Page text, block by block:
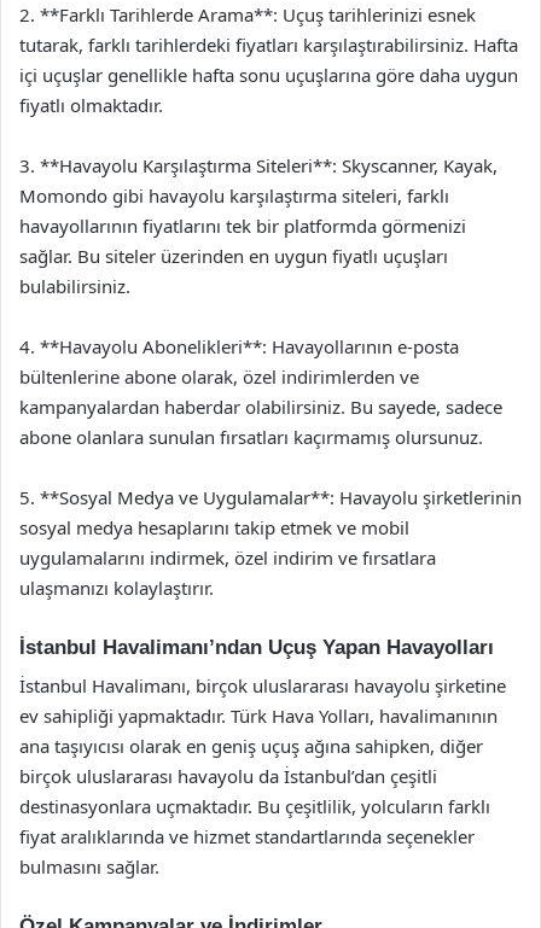
2. **Farklı Tarihlerde Arama**: Uçuş tarihlerinizi esnek
tutarak, farklı tarihlerdeki fiyatları karşılaştırabilirsiniz. Hafta
içi uçuşlar genellikle hafta sonu uçuşlarına göre daha uygun
fiyatlı olmaktadır.
3. **Havayolu Karşılaştırma Siteleri**: Skyscanner, Kayak,
Momondo gibi havayolu karşılaştırma siteleri, farklı
havayollarının fiyatlarını tek bir platformda görmenizi
sağlar. Bu siteler üzerinden en uygun fiyatlı uçuşları
bulabilirsiniz.
4. **Havayolu Abonelikleri**: Havayollarının e-posta
bültenlerine abone olarak, özel indirimlerden ve
kampanyalardan haberdar olabilirsiniz. Bu sayede, sadece
abone olanlara sunulan fırsatları kaçırmamış olursunuz.
5. **Sosyal Medya ve Uygulamalar**: Havayolu şirketlerinin
sosyal medya hesaplarını takip etmek ve mobil
uygulamalarını indirmek, özel indirim ve fırsatlara
ulaşmanızı kolaylaştırır.
İstanbul Havalimanı’ndan Uçuş Yapan Havayolları
İstanbul Havalimanı, birçok uluslararası havayolu şirketine
ev sahipliği yapmaktadır. Türk Hava Yolları, havalimanının
ana taşıyıcısı olarak en geniş uçuş ağına sahipken, diğer
birçok uluslararası havayolu da İstanbul’dan çeşitli
destinasyonlara uçmaktadır. Bu çeşitlilik, yolcuların farklı
fiyat aralıklarında ve hizmet standartlarında seçenekler
bulmasını sağlar.